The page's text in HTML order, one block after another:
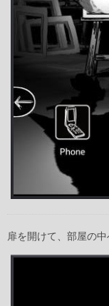
扉を開けて、部屋の中